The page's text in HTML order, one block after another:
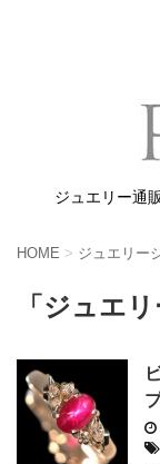
ジュエリー通
HOME > ジュエリー
「ジュエ